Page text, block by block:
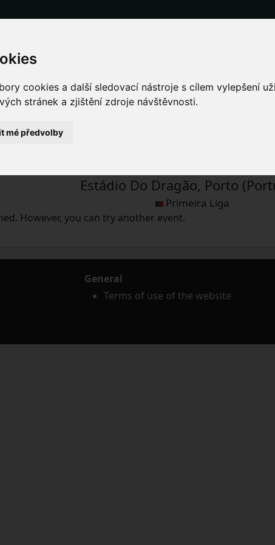
cookies a další sledovací nástroje s cílem vylepšení
stránek a zjištění zdroje návštěvnosti.
mé předvolby
and tickets for the
Estádio Do Dragão, Porto
Primeira Liga
However, you can try another event.
General
Terms of use of the website